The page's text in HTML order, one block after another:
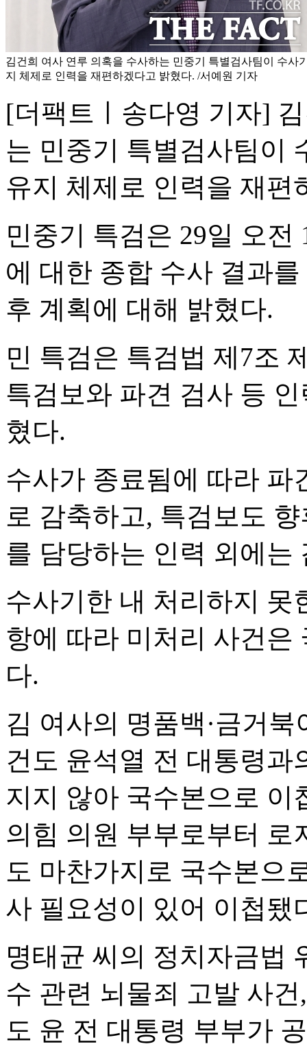
김건희 여사 연루 의혹을 수사하는 민중기 특별검사팀이 수사
지 체제로 인력을 재편하겠다고 밝혔다. /서예원 기자
[더팩트ㅣ송다영 기자]
는 민중기 특별검사팀이
유지 체제로 인력을 재편
민중기 특검은 29일 오전
에 대한 종합 수사 결과
후 계획에 대해 밝혔다.
민 특검은 특검법 제7조
특검보와 파견 검사 등
혔다.
수사가 종료됨에 따라 파
로 감축하고, 특검보도
를 담당하는 인력 외에는
수사기한 내 처리하지 못
항에 따라 미처리 사건
다.
김 여사의 명품백·금거
건도 윤석열 전 대통령과
지지 않아 국수본으로 이
의힘 의원 부부로부터 로
도 마찬가지로 국수본으
사 필요성이 있어 이첩됐
명태균 씨의 정치자금법
수 관련 뇌물죄 고발 사
도 윤 전 대통령 부부가